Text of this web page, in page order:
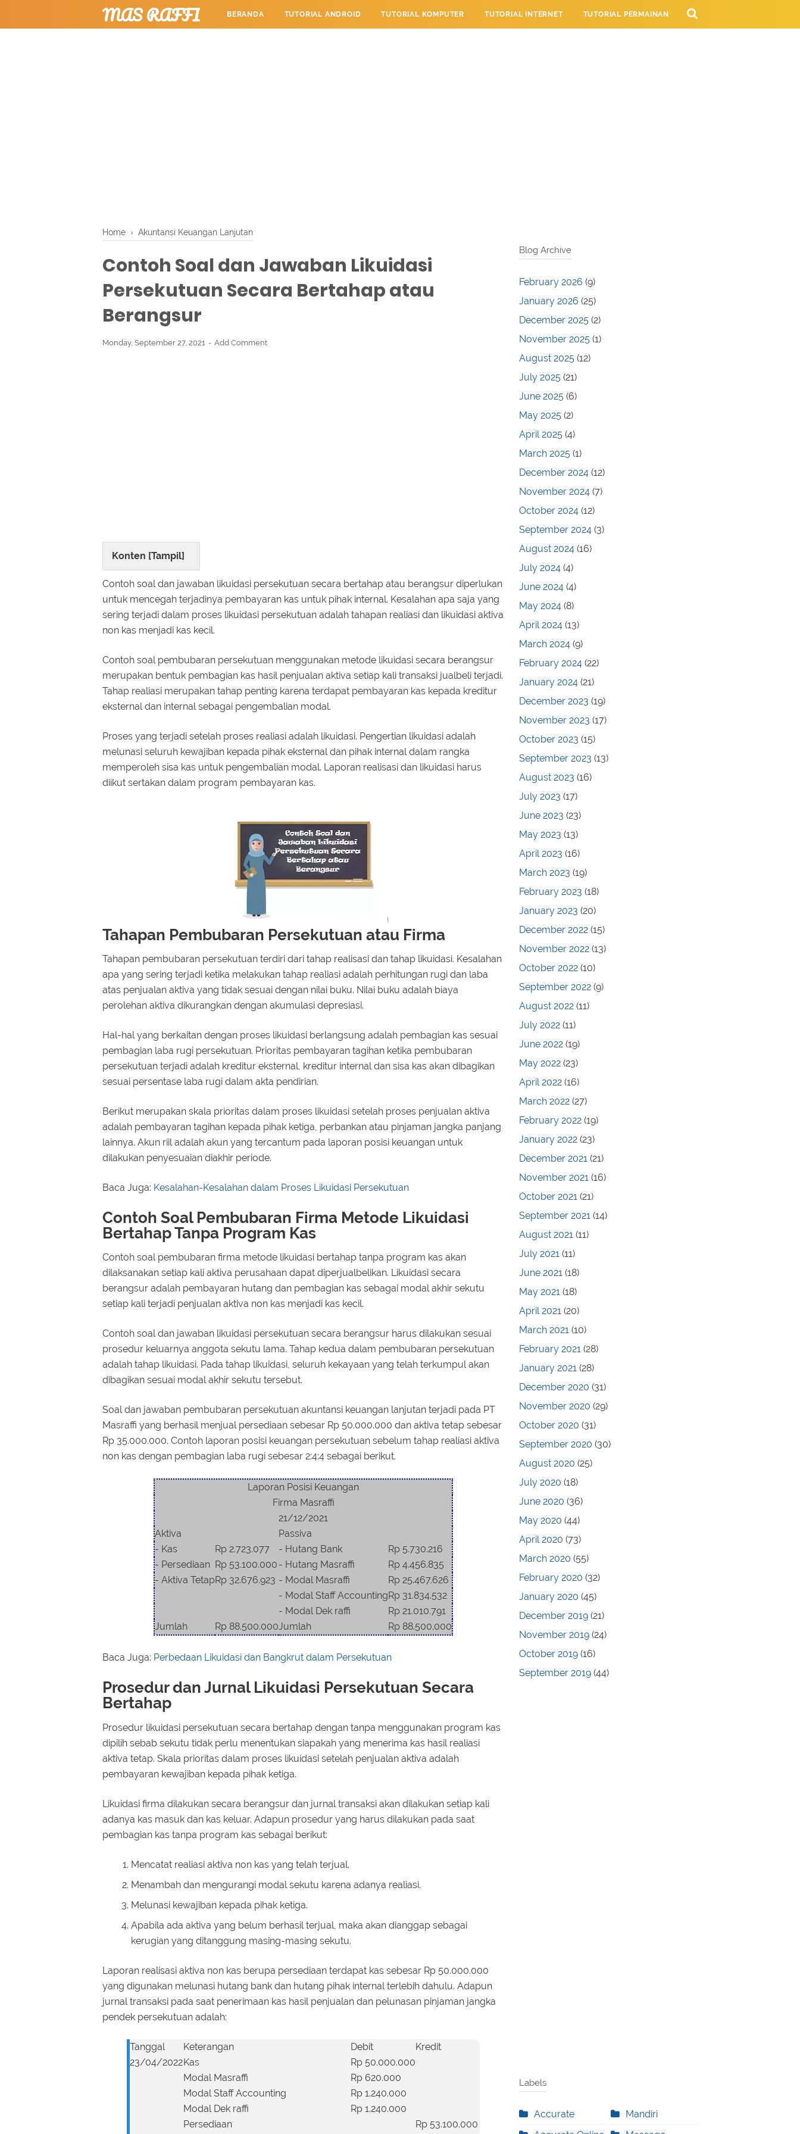
MAS RAFFI BERANDA TUTORIAL ANDROID TUTORIAL KOMPUTER TUTORIAL INTERNET TUTORIAL PERMAINAN
Home › Akuntansi Keuangan Lanjutan
Contoh Soal dan Jawaban Likuidasi
Persekutuan Secara Bertahap atau
Berangsur
Monday, September 27, 2021 Add Comment
Konten [Tampil]
Contoh soal dan jawaban likuidasi persekutuan secara bertahap atau berangsur diperlukan
untuk mencegah terjadinya pembayaran kas untuk pihak internal. Kesalahan apa saja yang
sering terjadi dalam proses likuidasi persekutuan adalah tahapan realiasi dan likuidasi aktiva
non kas menjadi kas kecil.
Contoh soal pembubaran persekutuan menggunakan metode likuidasi secara berangsur
merupakan bentuk pembagian kas hasil penjualan aktiva setiap kali transaksi jualbeli terjadi.
Tahap realiasi merupakan tahap penting karena terdapat pembayaran kas kepada kreditur
eksternal dan internal sebagai pengembalian modal.
Proses yang terjadi setelah proses realiasi adalah likuidasi. Pengertian likuidasi adalah
melunasi seluruh kewajiban kepada pihak eksternal dan pihak internal dalam rangka
memperoleh sisa kas untuk pengembalian modal. Laporan realisasi dan likuidasi harus
diikut sertakan dalam program pembayaran kas.
Tahapan Pembubaran Persekutuan atau Firma
Tahapan pembubaran persekutuan terdiri dari tahap realisasi dan tahap likuidasi. Kesalahan
apa yang sering terjadi ketika melakukan tahap realiasi adalah perhitungan rugi dan laba
atas penjualan aktiva yang tidak sesuai dengan nilai buku. Nilai buku adalah biaya
perolehan aktiva dikurangkan dengan akumulasi depresiasi.
Hal-hal yang berkaitan dengan proses likuidasi berlangsung adalah pembagian kas sesuai
pembagian laba rugi persekutuan. Prioritas pembayaran tagihan ketika pembubaran
persekutuan terjadi adalah kreditur eksternal, kreditur internal dan sisa kas akan dibagikan
sesuai persentase laba rugi dalam akta pendirian.
Berikut merupakan skala prioritas dalam proses likuidasi setelah proses penjualan aktiva
adalah pembayaran tagihan kepada pihak ketiga, perbankan atau pinjaman jangka panjang
lainnya. Akun riil adalah akun yang tercantum pada laporan posisi keuangan untuk
dilakukan penyesuaian diakhir periode.
Baca Juga: Kesalahan-Kesalahan dalam Proses Likuidasi Persekutuan
Contoh Soal Pembubaran Firma Metode Likuidasi
Bertahap Tanpa Program Kas
Contoh soal pembubaran firma metode likuidasi bertahap tanpa program kas akan
dilaksanakan setiap kali aktiva perusahaan dapat diperjualbelikan. Likuidasi secara
berangsur adalah pembayaran hutang dan pembagian kas sebagai modal akhir sekutu
setiap kali terjadi penjualan aktiva non kas menjadi kas kecil.
Contoh soal dan jawaban likuidasi persekutuan secara berangsur harus dilakukan sesuai
prosedur keluarnya anggota sekutu lama. Tahap kedua dalam pembubaran persekutuan
adalah tahap likuidasi. Pada tahap likuidasi, seluruh kekayaan yang telah terkumpul akan
dibagikan sesuai modal akhir sekutu tersebut.
Soal dan jawaban pembubaran persekutuan akuntansi keuangan lanjutan terjadi pada PT
Masraffi yang berhasil menjual persediaan sebesar Rp 50.000.000 dan aktiva tetap sebesar
Rp 35.000.000. Contoh laporan posisi keuangan persekutuan sebelum tahap realiasi aktiva
non kas dengan pembagian laba rugi sebesar 2:4:4 sebagai berikut.
Laporan Posisi Keuangan
Firma Masraffi
21/12/2021
Aktiva
Passiva
- Kas
Rp 2.723.077 - Hutang Bank
Rp 5.730.216
- Persediaan Rp 53.100.000 - Hutang Masraffi
Rp 4.456.835
- Aktiva TetapRp 32.676.923 - Modal Masraffi
Rp 25.467.626
- Modal Staff AccountingRp 31.834.532
- Modal Dek raffi
Rp 21.010.791
Jumlah
Rp 88.500.000Jumlah Rp 88.500.000
Baca Juga: Perbedaan Likuidasi dan Bangkrut dalam Persekutuan
Prosedur dan Jurnal Likuidasi Persekutuan Secara
Bertahap
Prosedur likuidasi persekutuan secara bertahap dengan tanpa menggunakan program kas
dipilih sebab sekutu tidak perlu menentukan siapakah yang menerima kas hasil realiasi
aktiva tetap. Skala prioritas dalam proses likuidasi setelah penjualan aktiva adalah
pembayaran kewajiban kepada pihak ketiga.
Likuidasi firma dilakukan secara berangsur dan jurnal transaksi akan dilakukan setiap kali
adanya kas masuk dan kas keluar. Adapun prosedur yang harus dilakukan pada saat
pembagian kas tanpa program kas sebagai berikut:
Mencatat realiasi aktiva non kas yang telah terjual.
Menambah dan mengurangi modal sekutu karena adanya realiasi.
Melunasi kewajiban kepada pihak ketiga.
Apabila ada aktiva yang belum berhasil terjual, maka akan dianggap sebagai
kerugian yang ditanggung masing-masing sekutu.
Laporan realisasi aktiva non kas berupa persediaan terdapat kas sebesar Rp 50.000.000
yang digunakan melunasi hutang bank dan hutang pihak internal terlebih dahulu. Adapun
jurnal transaksi pada saat penerimaan kas hasil penjualan dan pelunasan pinjaman jangka
pendek persekutuan adalah:
Tanggal Keterangan Debit
Kredit
23/04/2022Kas
Rp 50.000.000
Modal Masraffi
Rp 620.000
Modal Staff Accounting
Rp 1.240.000
Modal Dek raffi
Rp 1.240.000
Persediaan
Rp 53.100.000
Blog Archive
February 2026 (9)
January 2026 (25)
December 2025 (2)
November 2025 (1)
August 2025 (12)
July 2025 (21)
June 2025 (6)
May 2025 (2)
April 2025 (4)
March 2025 (1)
December 2024 (12)
November 2024 (7)
October 2024 (12)
September 2024 (3)
August 2024 (16)
July 2024 (4)
June 2024 (4)
May 2024 (8)
April 2024 (13)
March 2024 (9)
February 2024 (22)
January 2024 (21)
December 2023 (19)
November 2023 (17)
October 2023 (15)
September 2023 (13)
August 2023 (16)
July 2023 (17)
June 2023 (23)
May 2023 (13)
April 2023 (16)
March 2023 (19)
February 2023 (18)
January 2023 (20)
December 2022 (15)
November 2022 (13)
October 2022 (10)
September 2022 (9)
August 2022 (11)
July 2022 (11)
June 2022 (19)
May 2022 (23)
April 2022 (16)
March 2022 (27)
February 2022 (19)
January 2022 (23)
December 2021 (21)
November 2021 (16)
October 2021 (21)
September 2021 (14)
August 2021 (11)
July 2021 (11)
June 2021 (18)
May 2021 (18)
April 2021 (20)
March 2021 (10)
February 2021 (28)
January 2021 (28)
December 2020 (31)
November 2020 (29)
October 2020 (31)
September 2020 (30)
August 2020 (25)
July 2020 (18)
June 2020 (36)
May 2020 (44)
April 2020 (73)
March 2020 (55)
February 2020 (32)
January 2020 (45)
December 2019 (21)
November 2019 (24)
October 2019 (16)
September 2019 (44)
Labels
Accurate
Mandiri